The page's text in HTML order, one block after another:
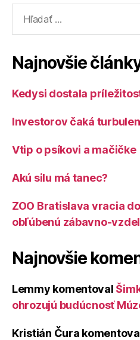
Najnovšie
Kedysi dostala
Investorov čaká
Vtip o psíkovi a mačičke
Akú silu má tanec?
ZOO Bratislava vracia
obľúbenú zábavno-
Najnovšie
Lemmy komentoval
ohrozujú budúcnosť
Kristián Čura